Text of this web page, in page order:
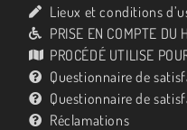
Lieux et conditions
PRISE EN COMPTE DU
PROCÉDÉ UTILISE
Questionnaire de
Questionnaire de
Réclamations